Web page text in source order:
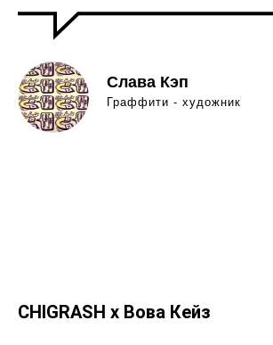
Слава Кэп
Граффити - художник
CHIGRASH x Вова Кейз